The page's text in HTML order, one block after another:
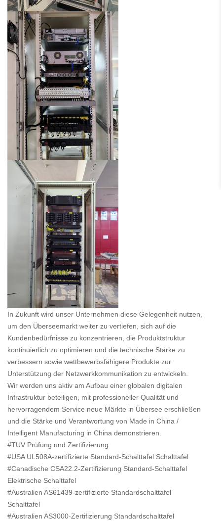
In Zukunft wird unser Unternehmen diese Gelegenheit nutzen,
um den Überseemarkt weiter zu vertiefen, sich auf die
Kundenbedürfnisse zu konzentrieren, die Produktstruktur
kontinuierlich zu optimieren und die technische Stärke zu
verbessern sowie wettbewerbsfähigere Produkte zur
Unterstützung der Netzwerkkommunikation zu entwickeln.
Wir werden uns aktiv am Aufbau einer globalen digitalen
Infrastruktur beteiligen, mit professioneller Qualität und
hervorragendem Service neue Märkte in Übersee erschließen
und die Stärke und Verantwortung von Made in China /
Intelligent Manufacturing in China demonstrieren.
#TUV Prüfung und Zertifizierung
#USA UL508A-zertifizierte Standard-Schalttafel Schalttafel
#Canadische CSA22.2-Zertifizierung Standard-Schalttafel
Elektrische Schalttafel
#Australien AS61439-zertifizierte Standardschalttafel
Schalttafel
#Australien AS3000-Zertifizierung Standardschalttafel